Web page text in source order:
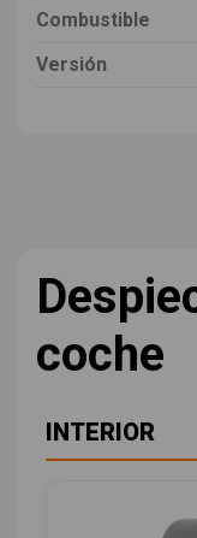
Combustible
Versión
coche
INTERIOR